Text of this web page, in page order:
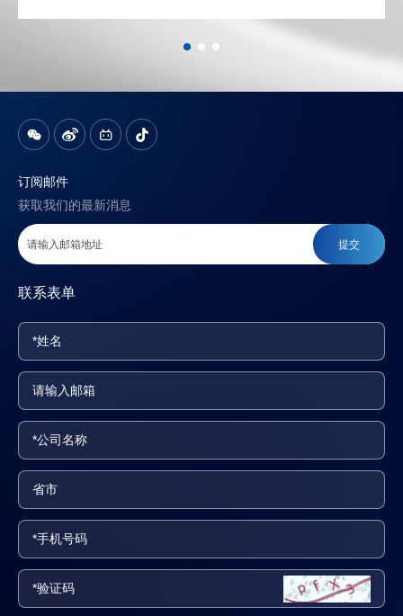
联系表单
订阅邮件
获取我们的最新消息
提交